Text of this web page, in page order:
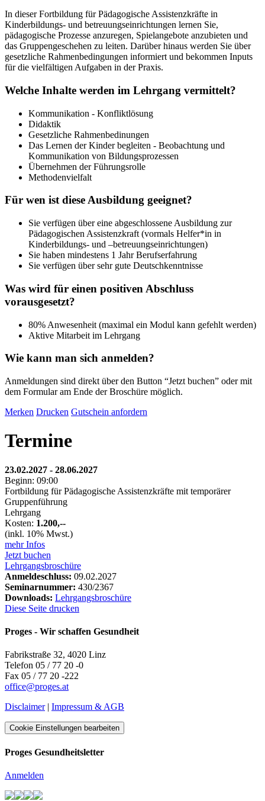
In dieser Fortbildung für Pädagogische Assistenzkräfte in
Kinderbildungs- und betreuungseinrichtungen lernen Sie,
pädagogische Prozesse anzuregen, Spielangebote anzubieten und
das Gruppengeschehen zu leiten. Darüber hinaus werden Sie über
gesetzliche Rahmenbedingungen informiert und bekommen Inputs
für die vielfältigen Aufgaben in der Praxis.
Welche Inhalte werden im Lehrgang vermittelt?
Kommunikation - Konfliktlösung
Didaktik
Gesetzliche Rahmenbedinungen
Das Lernen der Kinder begleiten - Beobachtung und
Kommunikation von Bildungsprozessen
Übernehmen der Führungsrolle
Methodenvielfalt
Für wen ist diese Ausbildung geeignet?
Sie verfügen über eine abgeschlossene Ausbildung zur
Pädagogischen Assistenzkraft (vormals Helfer*in in
Kinderbildungs- und –betreuungseinrichtungen)
Sie haben mindestens 1 Jahr Berufserfahrung
Sie verfügen über sehr gute Deutschkenntnisse
Was wird für einen positiven Abschluss
vorausgesetzt?
80% Anwesenheit (maximal ein Modul kann gefehlt werden)
Aktive Mitarbeit im Lehrgang
Wie kann man sich anmelden?
Anmeldungen sind direkt über den Button “Jetzt buchen” oder mit
dem Formular am Ende der Broschüre möglich.
Merken Drucken Gutschein anfordern
Termine
23.02.2027 - 28.06.2027
Beginn: 09:00
Fortbildung für Pädagogische Assistenzkräfte mit temporärer
Gruppenführung
Lehrgang
Kosten: 1.200,--
(inkl. 10% Mwst.)
mehr Infos
Jetzt buchen
Lehrgangsbroschüre
Anmeldeschluss: 09.02.2027
Seminarnummer: 430/2367
Downloads: Lehrgangsbroschüre
Diese Seite drucken
Proges - Wir schaffen Gesundheit
Fabrikstraße 32, 4020 Linz
Telefon 05 / 77 20 -0
Fax 05 / 77 20 -222
office@proges.at
Disclaimer| Impressum & AGB
Cookie Einstellungen bearbeiten
Proges Gesundheitsletter
Anmelden